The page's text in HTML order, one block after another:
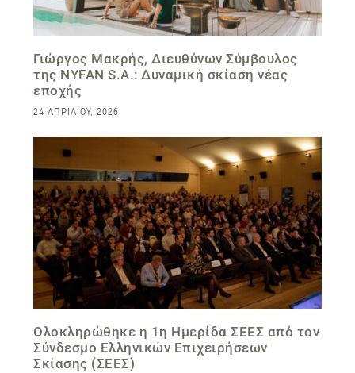
Γιώργος Μακρής, Διευθύνων Σύμβουλος
της NYFAN S.A.: Δυναμική σκίαση νέας
εποχής
24 ΑΠΡΙΛΊΟΥ, 2026
Ολοκληρώθηκε η 1η Ημερίδα ΣΕΕΣ από τον
Σύνδεσμο Ελληνικών Επιχειρήσεων
Σκίασης (ΣΕΕΣ)